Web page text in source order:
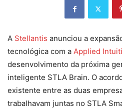
A Stellantis anunciou a
tecnológica com a Applied
desenvolvimento da próxima
inteligente STLA Brain. O
existente entre as duas
trabalhavam juntas no STLA